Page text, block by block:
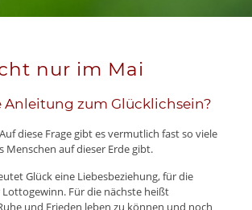
nur im Mai
Anleitung zum Glücklichsein?
diese Frage gibt es vermutlich fast so viele
Menschen auf dieser Erde gibt.
Glück eine Liebesbeziehung, für die
Lottogewinn. Für die nächste heißt
und Frieden leben zu können und noch